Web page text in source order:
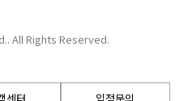
All Rights Reserved.